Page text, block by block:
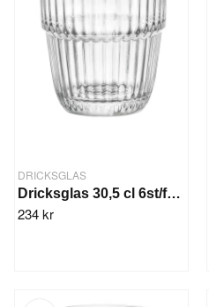
DRICKSGLAS
Dricksglas 30,5 cl 6st/frp. Barshine
234 kr